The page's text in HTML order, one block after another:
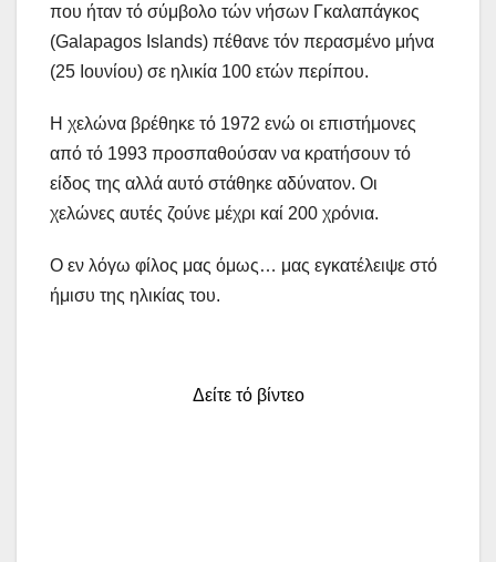
που ήταν τό σύμβολο τών νήσων Γκαλαπάγκος
(Galapagos Islands) πέθανε τόν περασμένο μήνα
(25 Ιουνίου) σε ηλικία 100 ετών περίπου.
Η χελώνα βρέθηκε τό 1972 ενώ οι επιστήμονες
από τό 1993 προσπαθούσαν να κρατήσουν τό
είδος της αλλά αυτό στάθηκε αδύνατον. Οι
χελώνες αυτές ζούνε μέχρι καί 200 χρόνια.
Ο εν λόγω φίλος μας όμως… μας εγκατέλειψε στό
ήμισυ της ηλικίας του.
Δείτε τό βίντεο